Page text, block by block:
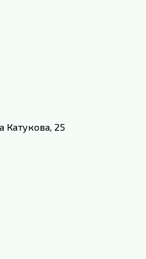
Катукова, 25